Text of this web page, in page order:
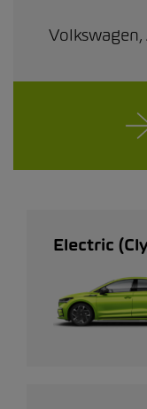
Volkswagen,
Electric